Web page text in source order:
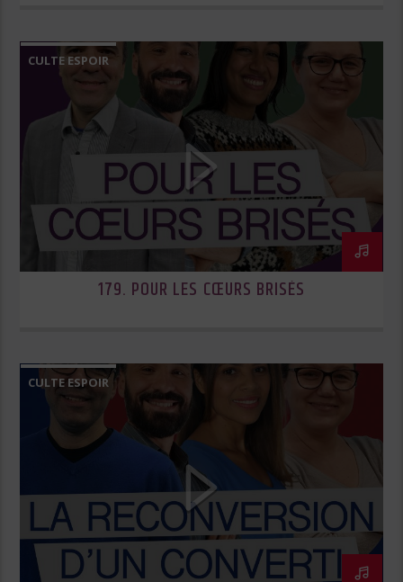
CULTE ESPOIR
179. POUR LES CŒURS BRISÉS
CULTE ESPOIR